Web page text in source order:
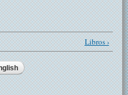
Libros ›